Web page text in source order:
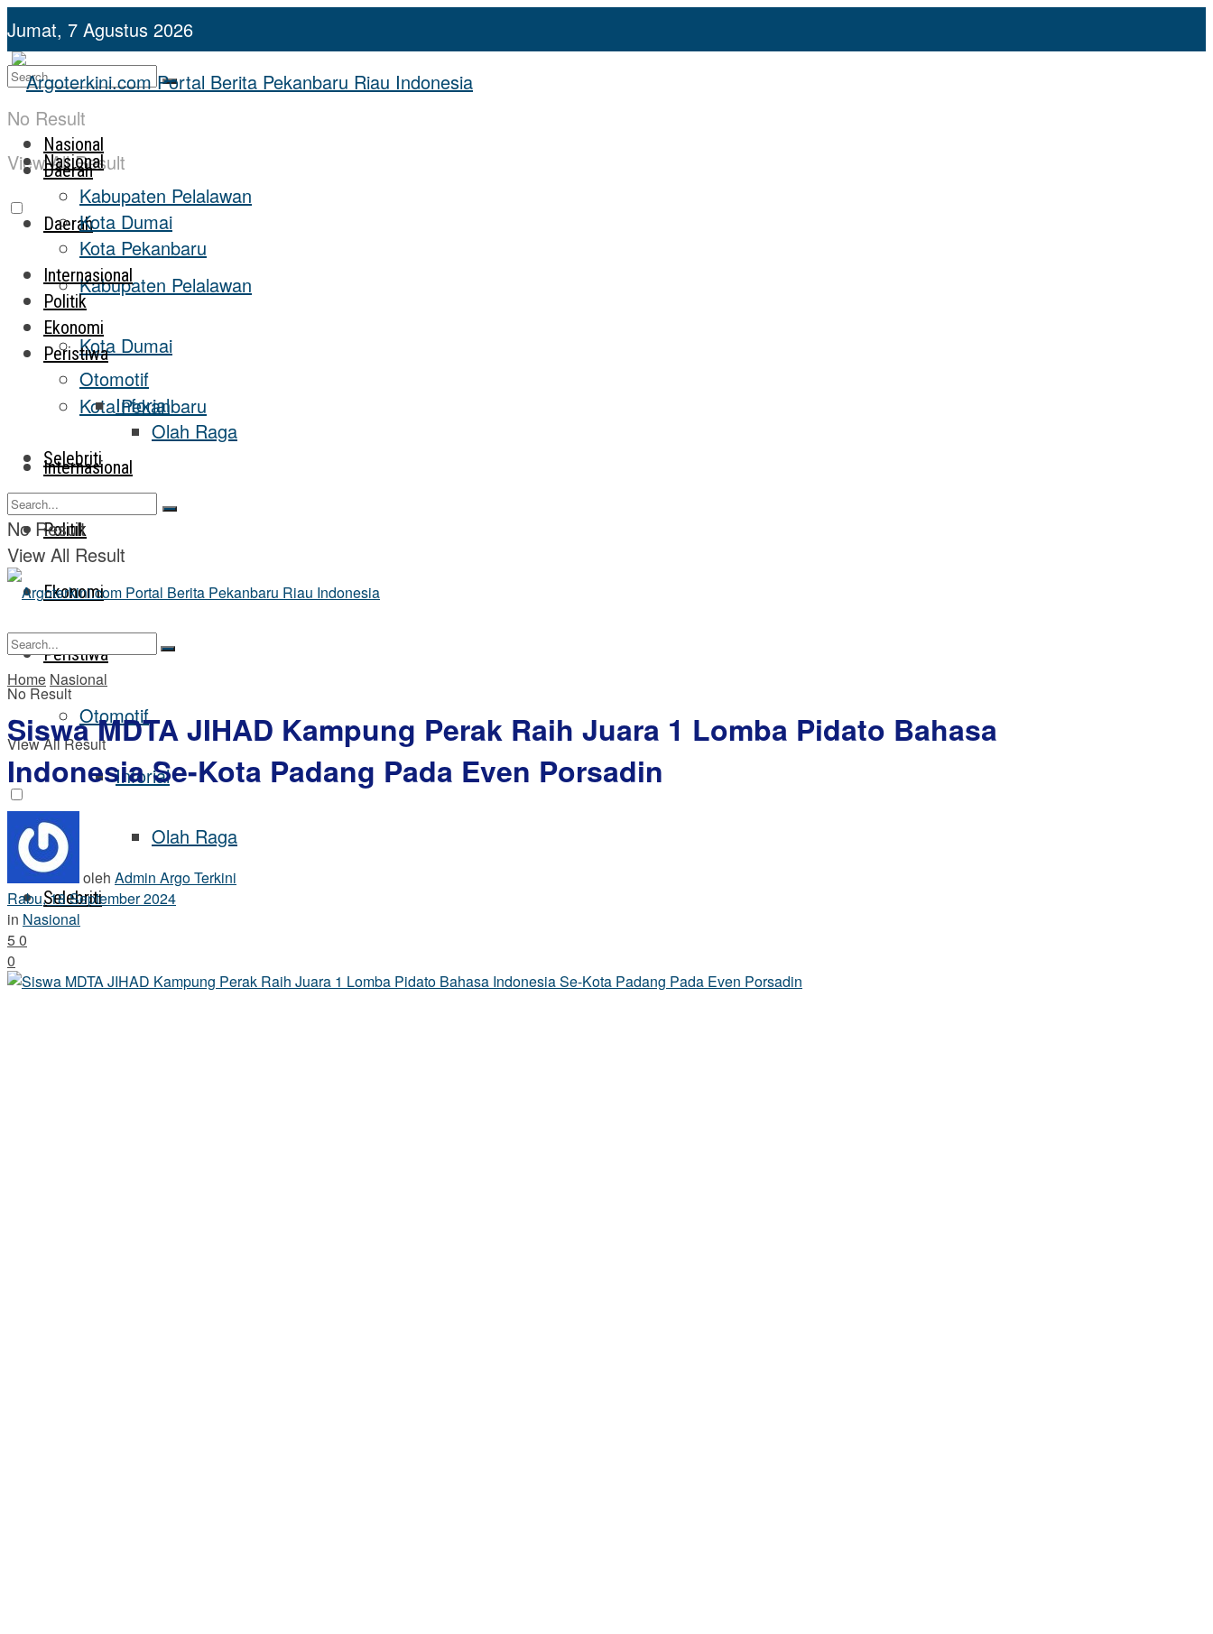
Jumat, 7 Agustus 2026
No Result
View All Result
Nasional
Daerah
Kabupaten Pelalawan
Kota Dumai
Kota Pekanbaru
Internasional
Politik
Ekonomi
Peristiwa
Otomotif
Inforial
Olah Raga
Selebriti
Nasional
Daerah
Kabupaten Pelalawan
Kota Dumai
Kota Pekanbaru
Internasional
Politik
Ekonomi
Peristiwa
Otomotif
Inforial
Olah Raga
Selebriti
No Result
View All Result
No Result
View All Result
Home Nasional
Siswa MDTA JIHAD Kampung Perak Raih Juara 1 Lomba Pidato Bahasa
Indonesia Se-Kota Padang Pada Even Porsadin
oleh Admin Argo Terkini
Rabu, 18 September 2024
in Nasional
50
0